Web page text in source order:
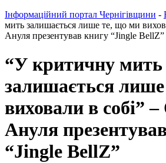
Інформаційний портал Чернігівщини -
мить залишається лише те, що ми
Ануля презентував книгу “Jingle BellZ”
“У критичну мить
залишається
виховали в собі” –
Ануля
“Jingle BellZ”